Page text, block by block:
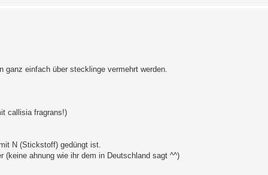
einfach über stecklinge vermehrt werden.
callisia fragrans!)
N (Stickstoff) gedüngt ist.
ahnung wie ihr dem in Deutschland sagt ^^)